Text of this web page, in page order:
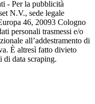
- Per la pubblicità
N.V., sede legale
46, 20093 Cologno
personali trasmessi e/o
all’addestramento di
È altresì fatto divieto
di data scraping.